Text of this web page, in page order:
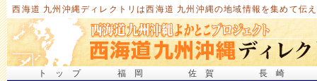
西海道 九州沖縄ディレクトリは西海道 九州沖縄の地域情報を集めて伝
トップ 福岡 佐賀
長崎